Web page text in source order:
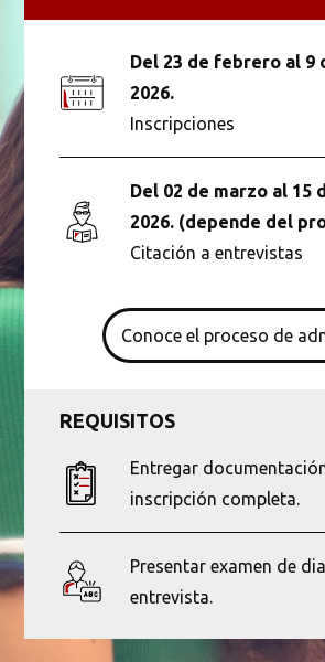
Del 23 de febrero al 9
2026.
Inscripciones
Del 02 de marzo al 15
2026. (depende del
Citación a entrevistas
Conoce el proceso de
REQUISITOS
Entregar
inscripción completa.
Presentar examen de
entrevista.
Busca en la escuela
¿Qué buscas?